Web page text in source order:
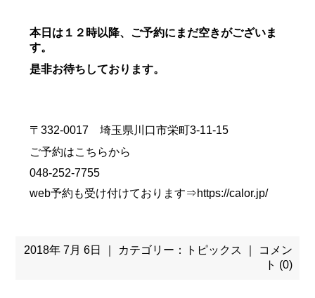
本日は１２時以降、ご予約にまだ空きがございま
す。
是非お待ちしております。
〒332-0017 埼玉県川口市栄町3-11-15
ご予約はこちらから
048-252-7755
web予約も受け付けております⇒https://calor.jp/
2018年 7月 6日 ｜ カテゴリー： トピックス
コメン
ト (0)